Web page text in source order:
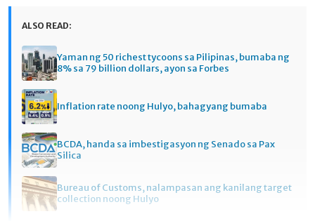
ALSO READ:
Yaman ng 50 richest tycoons sa Pilipinas, bumaba ng
8% sa 79 billion dollars, ayon sa Forbes
Inflation rate noong Hulyo, bahagyang bumaba
BCDA, handa sa imbestigasyon ng Senado sa Pax
Silica
Bureau of Customs, nalampasan ang kanilang target
collection noong Hulyo